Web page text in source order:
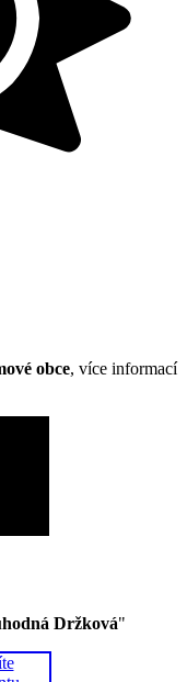
obce, více informací
Držková"